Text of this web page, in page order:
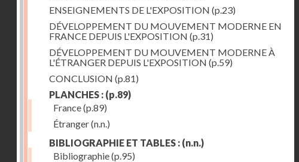
ENSEIGNEMENTS DE L'EXPOSITION (p.23)
DÉVELOPPEMENT DU MOUVEMENT MODERNE EN
FRANCE DEPUIS L'EXPOSITION (p.31)
DÉVELOPPEMENT DU MOUVEMENT MODERNE À
L'ÉTRANGER DEPUIS L'EXPOSITION (p.59)
CONCLUSION (p.81)
PLANCHES : (p.89)
France(p.89)
Étranger(n.n.)
BIBLIOGRAPHIE ET TABLES : (n.n.)
Bibliographie(p.95)